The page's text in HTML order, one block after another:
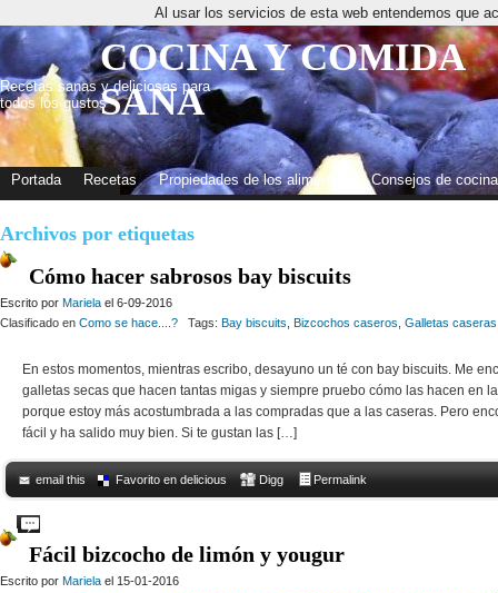
COCINA Y COMIDA
SANA
Recetas sanas y deliciosas para
todos los gustos
Portada Recetas Propiedades de los alimentos Consejos de cocina
Archivos por etiquetas
Cómo hacer sabrosos bay biscuits
Escrito por Mariela el 6-09-2016
Clasificado en Como se hace....? Tags: Bay biscuits Bizcochos caseros Galletas caseras
En estos momentos, mientras escribo, desayuno un té con bay biscuits. Me
galletas secas que hacen tantas migas y siempre pruebo cómo las hacen en
porque estoy más acostumbrada a las compradas que a las caseras. Pero
fácil y ha salido muy bien. Si te gustan las […]
email this Favorito en delicious Digg Permalink
Fácil bizcocho de limón y yougur
Escrito por Mariela el 15-01-2016
Al usar los servicios de esta web entendemos que